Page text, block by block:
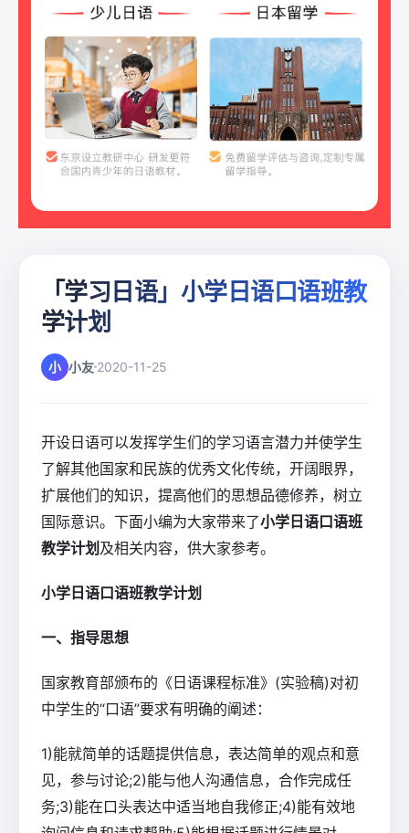
「学习日语」小学日语口语班教
学计划
小 小友 2020-11-25
开设日语可以发挥学生们的学习语言潜力并使学生
了解其他国家和民族的优秀文化传统，开阔眼界，
扩展他们的知识，提高他们的思想品德修养，树立
国际意识。下面小编为大家带来了小学日语口语班
教学计划 及相关内容，供大家参考。
小学日语口语班教学计划
一、指导思想
国家教育部颁布的《日语课程标准》(实验稿)对初
中学生的“口语”要求有明确的阐述：
1)能就简单的话题提供信息，表达简单的观点和意
见，参与讨论;2)能与他人沟通信息，合作完成任
务;3)能在口头表达中适当地自我修正;4)能有效地